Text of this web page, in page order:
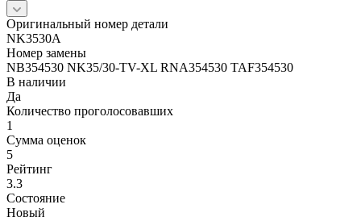
Оригинальный номер детали
NK3530A
Номер замены
NB354530 NK35/30-TV-XL RNA354530 TAF354530
В наличии
Да
Количество проголосовавших
1
Сумма оценок
5
Рейтинг
3.3
Состояние
Новый